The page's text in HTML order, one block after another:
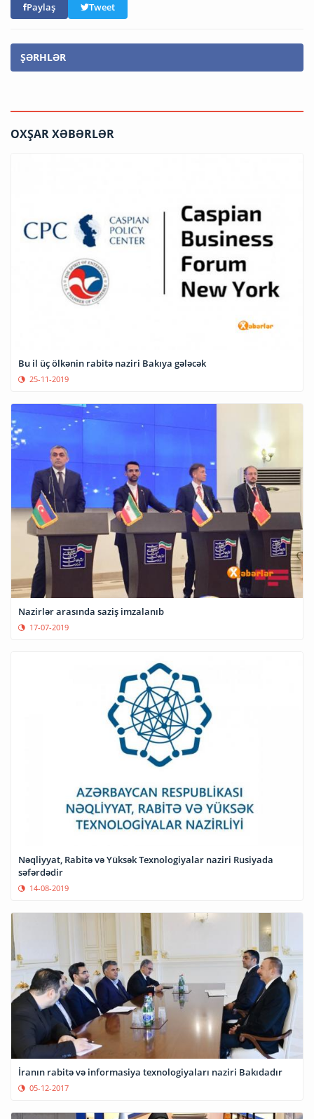
Paylaş Tweet
ŞƏRHLƏR
OXŞAR XƏBƏRLƏR
Bu il üç ölkənin rabitə naziri Bakıya gələcək
25-11-2019
Nazirlər arasında saziş imzalanıb
17-07-2019
Nəqliyyat, Rabitə və Yüksək Texnologiyalar naziri Rusiyada
səfərdədir
14-08-2019
İranın rabitə və informasiya texnologiyaları naziri Bakıdadır
05-12-2017